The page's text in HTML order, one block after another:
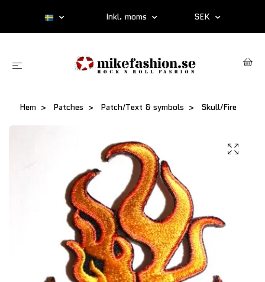
Inkl. moms SEK
Hem Patches Patch/Text & symbols Skull/Fire